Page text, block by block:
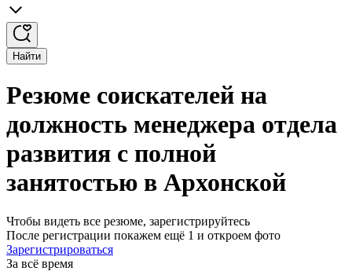
Найти
Резюме соискателей на
должность менеджера отдела
развития с полной
занятостью в Архонской
Чтобы видеть все резюме, зарегистрируйтесь
После регистрации покажем ещё 1 и откроем фото
Зарегистрироваться
За всё время